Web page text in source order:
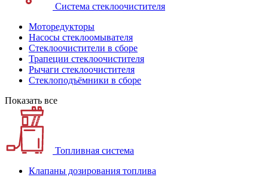
Система стеклоочистителя
Моторедукторы
Насосы стеклоомывателя
Стеклоочистители в сборе
Трапеции стеклоочистителя
Рычаги стеклоочистителя
Стеклоподъёмники в сборе
Показать все
Топливная система
Клапаны дозирования топлива